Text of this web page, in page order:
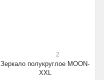
2
Зеркало полукруглое MOON-
XXL